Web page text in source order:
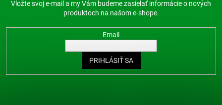
Vložte svoj e-mail a my Vám budeme zasielať informácie o nových
produktoch na našom e-shope.
Email
PRIHLÁSIŤ SA